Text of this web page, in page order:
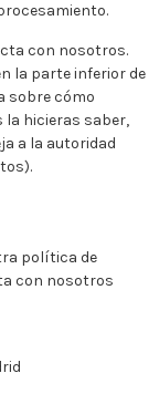
con nosotros.
la parte inferior de
sobre cómo
hicieras saber,
a la autoridad
política de
con nosotros